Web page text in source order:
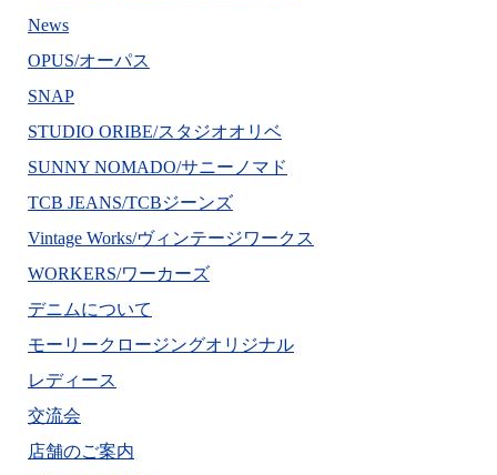
News
OPUS/オーパス
SNAP
STUDIO ORIBE/スタジオオリベ
SUNNY NOMADO/サニーノマド
TCB JEANS/TCBジーンズ
Vintage Works/ヴィンテージワークス
WORKERS/ワーカーズ
デニムについて
モーリークロージングオリジナル
レディース
交流会
店舗のご案内